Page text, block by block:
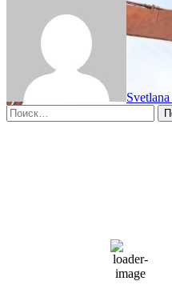
Svetlana
Найти:
66 %
1004 мб
10 mph